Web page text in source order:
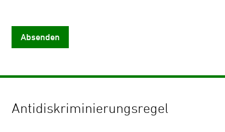
Absenden
Antidiskriminierungsregel